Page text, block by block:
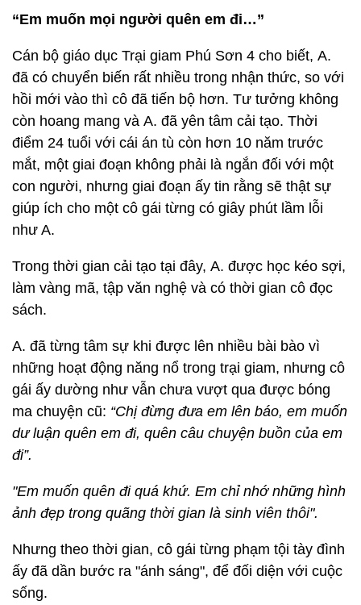
“Em muốn mọi người quên em đi…”
Cán bộ giáo dục Trại giam Phú Sơn 4 cho biết, A.
đã có chuyển biến rất nhiều trong nhận thức, so với
hồi mới vào thì cô đã tiến bộ hơn. Tư tưởng không
còn hoang mang và A. đã yên tâm cải tạo. Thời
điểm 24 tuổi với cái án tù còn hơn 10 năm trước
mắt, một giai đoạn không phải là ngắn đối với một
con người, nhưng giai đoạn ấy tin rằng sẽ thật sự
giúp ích cho một cô gái từng có giây phút lầm lỗi
như A.
Trong thời gian cải tạo tại đây, A. được học kéo sợi,
làm vàng mã, tập văn nghệ và có thời gian cô đọc
sách.
A. đã từng tâm sự khi được lên nhiều bài bào vì
những hoạt động năng nổ trong trại giam, nhưng cô
gái ấy dường như vẫn chưa vượt qua được bóng
ma chuyện cũ: “Chị đừng đưa em lên báo, em muốn
dư luận quên em đi, quên câu chuyện buồn của em
đi”.
"Em muốn quên đi quá khứ. Em chỉ nhớ những hình
ảnh đẹp trong quãng thời gian là sinh viên thôi".
Nhưng theo thời gian, cô gái từng phạm tội tày đình
ấy đã dần bước ra "ánh sáng", để đối diện với cuộc
sống.